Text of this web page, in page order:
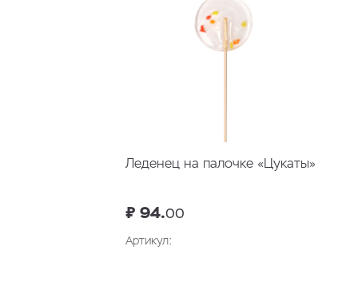
Леденец на палочке «Цукаты»
₽ 94.00
Артикул: